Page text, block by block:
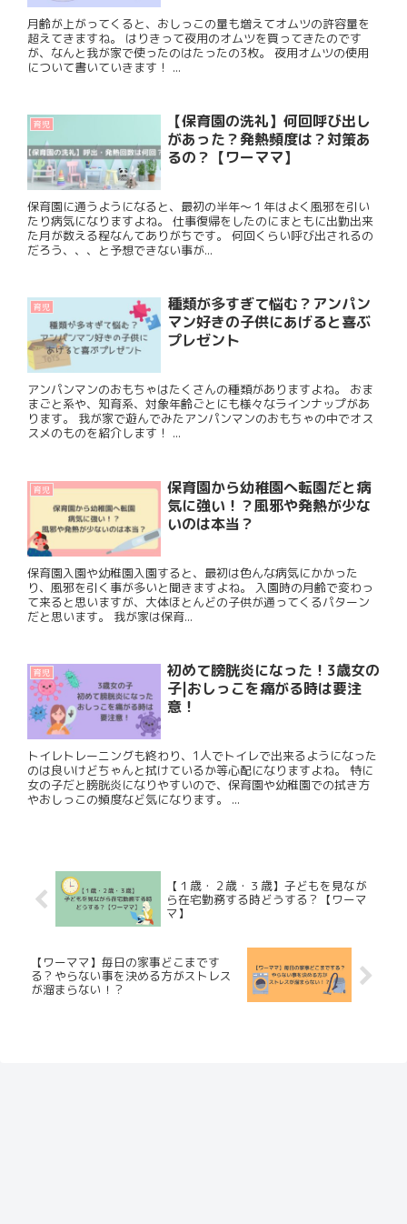
月齢が上がってくると、おしっこの量も増えてオムツの許容量を
超えてきますね。 はりきって夜用のオムツを買ってきたのです
が、なんと我が家で使ったのはたったの3枚。 夜用オムツの使用
について書いていきます！ ...
育児
【保育園の洗礼】何回呼び出し
があった？発熱頻度は？対策あ
るの？【ワーママ】
保育園に通うようになると、最初の半年〜１年はよく風邪を引い
たり病気になりますよね。 仕事復帰をしたのにまともに出勤出来
た月が数える程なんてありがちです。 何回くらい呼び出されるの
だろう、、、と予想できない事が...
育児
種類が多すぎて悩む？アンパン
マン好きの子供にあげると喜ぶ
プレゼント
アンパンマンのおもちゃはたくさんの種類がありますよね。 おま
まごと系や、知育系、対象年齢ごとにも様々なラインナップがあ
ります。 我が家で遊んでみたアンパンマンのおもちゃの中でオス
スメのものを紹介します！ ...
育児
保育園から幼稚園へ転園だと病
気に強い！？風邪や発熱が少な
いのは本当？
保育園入園や幼稚園入園すると、最初は色んな病気にかかった
り、風邪を引く事が多いと聞きますよね。 入園時の月齢で変わっ
て来ると思いますが、大体ほとんどの子供が通ってくるパターン
だと思います。 我が家は保育...
育児
初めて膀胱炎になった！3歳女の
子|おしっこを痛がる時は要注
意！
トイレトレーニングも終わり、1人でトイレで出来るようになった
のは良いけどちゃんと拭けているか等心配になりますよね。 特に
女の子だと膀胱炎になりやすいので、保育園や幼稚園での拭き方
やおしっこの頻度など気になります。 ...
【１歳・２歳・３歳】子どもを見なが
ら在宅勤務する時どうする？【ワーマ
マ】
【ワーママ】毎日の家事どこまです
る？やらない事を決める方がストレス
が溜まらない！？